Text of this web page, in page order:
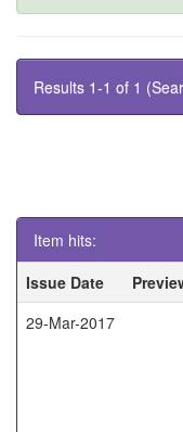
Results 1-1 of 1
Item hits:
Issue Date
29-Mar-2017